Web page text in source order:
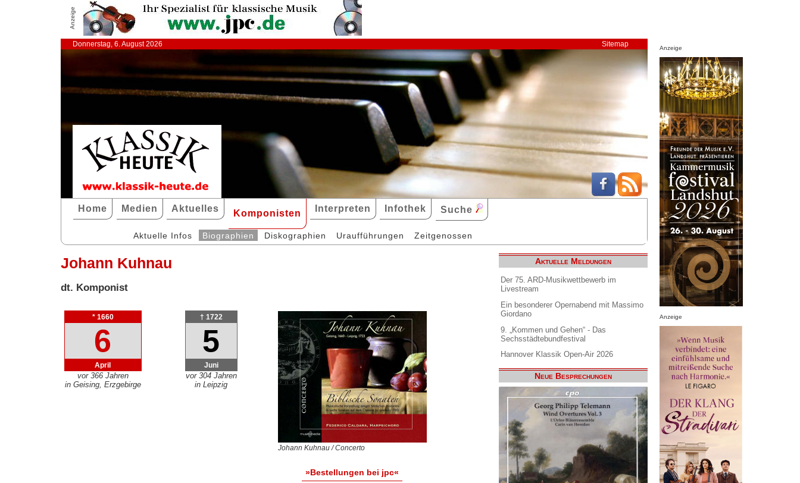
Anzeige
Donnerstag, 6. August 2026 Sitemap
Home Medien Aktuelles Komponisten Interpreten Infothek Suche
Aktuelle Infos Biographien Diskographien Uraufführungen Zeitgenossen
Johann Kuhnau
dt. Komponist
* 1660
6
April
vor 366 Jahren
in Geising, Erzgebirge
† 1722
5
Juni
vor 304 Jahren
in Leipzig
Johann Kuhnau / Concerto
»Bestellungen bei jpc«
Aktuelle Meldungen
Der 75. ARD-Musikwettbewerb im
Livestream
Ein besonderer Opernabend mit Massimo
Giordano
9. „Kommen und Gehen“ - Das
Sechsstädtebundfestival
Hannover Klassik Open-Air 2026
Neue Besprechungen
Anzeige
Anzeige